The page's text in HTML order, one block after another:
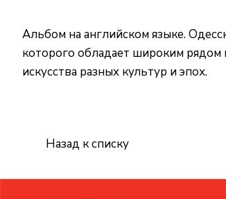
Альбом на английском языке.
которого обладает широким
искусства разных культур и эпох.
Назад к списку